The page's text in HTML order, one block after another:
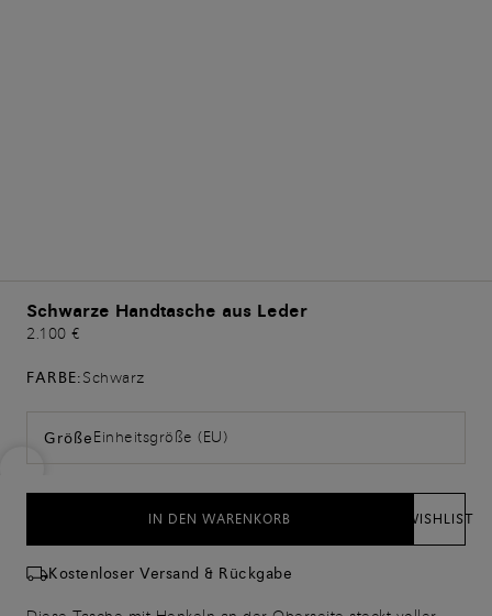
Schwarze Handtasche aus Leder
2.100 €
FARBE:Schwarz
GrößeEinheitsgröße (EU)
IN DEN WARENKORB WISHLIST
Kostenloser Versand & Rückgabe